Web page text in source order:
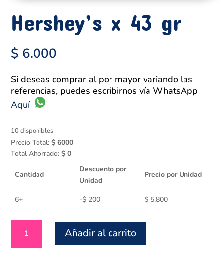
Hershey’s x 43 gr
$ 6.000
Si deseas comprar al por mayor variando las
referencias, puedes escribirnos vía WhatsApp
Aquí
10 disponibles
Precio Total:$ 6000
Total Ahorrado:$ 0
Cantidad
Descuento por
Unidad
Precio por Unidad
6+ -$ 200 $ 5.800
43
Añadir al carrito